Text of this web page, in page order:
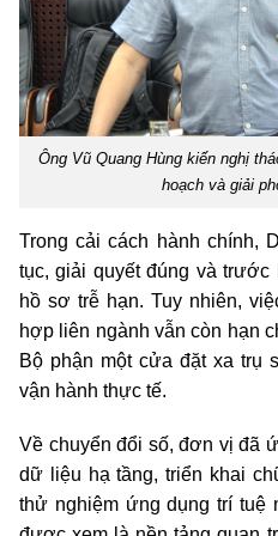
Ông Vũ Quang Hùng kiến nghị
hoạch và giải
Trong cải cách hành chính,
tục, giải quyết đúng và
hồ sơ trễ hạn. Tuy nhiên,
hợp liên ngành vẫn còn hạn
Bộ phận một cửa đặt xa trụ
vận hành thực tế.
Về chuyển đổi số, đơn vị đã
dữ liệu hạ tầng, triển khai
thử nghiệm ứng dụng trí tuệ